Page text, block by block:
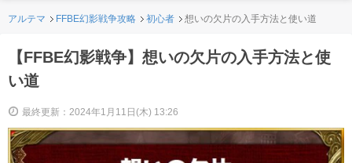
アルテマ FFBE幻影戦争攻略 初心者 想いの欠片の入手方法と使い道
【FFBE幻影戦争】想いの欠片の入手方法と使
い道
最終更新：2024年1月11日(木) 13:26